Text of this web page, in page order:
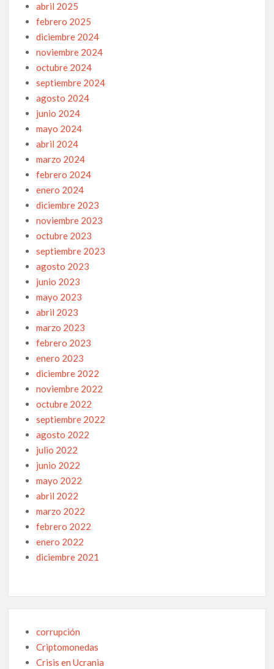
abril 2025
febrero 2025
diciembre 2024
noviembre 2024
octubre 2024
septiembre 2024
agosto 2024
junio 2024
mayo 2024
abril 2024
marzo 2024
febrero 2024
enero 2024
diciembre 2023
noviembre 2023
octubre 2023
septiembre 2023
agosto 2023
junio 2023
mayo 2023
abril 2023
marzo 2023
febrero 2023
enero 2023
diciembre 2022
noviembre 2022
octubre 2022
septiembre 2022
agosto 2022
julio 2022
junio 2022
mayo 2022
abril 2022
marzo 2022
febrero 2022
enero 2022
diciembre 2021
corrupción
Criptomonedas
Crisis en Ucrania